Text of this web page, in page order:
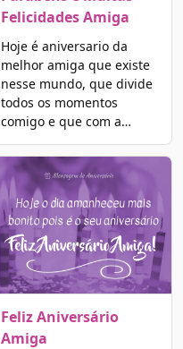
Felicidades Amiga
Hoje é aniversario da
melhor amiga que existe
nesse mundo, que divide
todos os momentos
comigo e que com a…
Feliz Aniversário
Amiga